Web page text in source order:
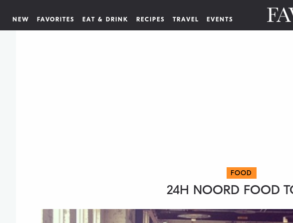
NEW FAVORITES EAT & DRINK RECIPES TRAVEL EVENTS
FOOD
24H NOORD FOOD